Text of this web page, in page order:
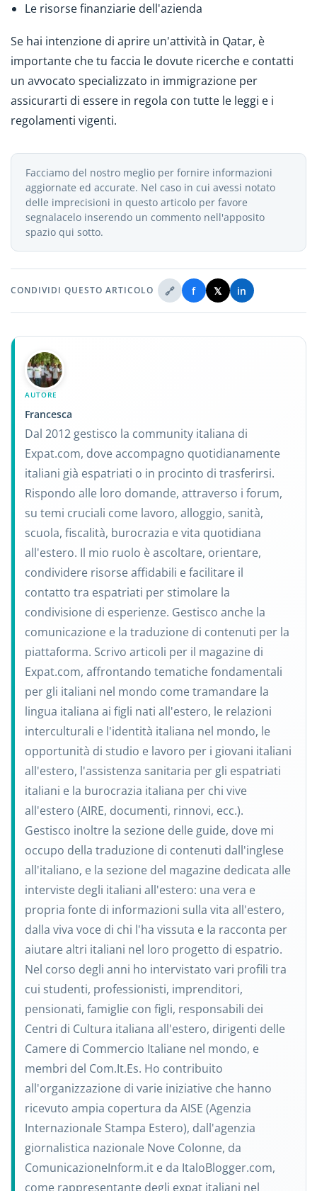
Le risorse finanziarie dell'azienda
Se hai intenzione di aprire un'attività in Qatar, è
importante che tu faccia le dovute ricerche e contatti
un avvocato specializzato in immigrazione per
assicurarti di essere in regola con tutte le leggi e i
regolamenti vigenti.
Facciamo del nostro meglio per fornire informazioni
aggiornate ed accurate. Nel caso in cui avessi notato
delle imprecisioni in questo articolo per favore
segnalacelo inserendo un commento nell'apposito
spazio qui sotto.
CONDIVIDI QUESTO ARTICOLO 🔗 f 𝕏 in
AUTORE
Francesca
Dal 2012 gestisco la community italiana di
Expat.com, dove accompagno quotidianamente
italiani già espatriati o in procinto di trasferirsi.
Rispondo alle loro domande, attraverso i forum,
su temi cruciali come lavoro, alloggio, sanità,
scuola, fiscalità, burocrazia e vita quotidiana
all'estero. Il mio ruolo è ascoltare, orientare,
condividere risorse affidabili e facilitare il
contatto tra espatriati per stimolare la
condivisione di esperienze. Gestisco anche la
comunicazione e la traduzione di contenuti per la
piattaforma. Scrivo articoli per il magazine di
Expat.com, affrontando tematiche fondamentali
per gli italiani nel mondo come tramandare la
lingua italiana ai figli nati all'estero, le relazioni
interculturali e l'identità italiana nel mondo, le
opportunità di studio e lavoro per i giovani italiani
all'estero, l'assistenza sanitaria per gli espatriati
italiani e la burocrazia italiana per chi vive
all'estero (AIRE, documenti, rinnovi, ecc.).
Gestisco inoltre la sezione delle guide, dove mi
occupo della traduzione di contenuti dall'inglese
all'italiano, e la sezione del magazine dedicata alle
interviste degli italiani all'estero: una vera e
propria fonte di informazioni sulla vita all'estero,
dalla viva voce di chi l'ha vissuta e la racconta per
aiutare altri italiani nel loro progetto di espatrio.
Nel corso degli anni ho intervistato vari profili tra
cui studenti, professionisti, imprenditori,
pensionati, famiglie con figli, responsabili dei
Centri di Cultura italiana all'estero, dirigenti delle
Camere di Commercio Italiane nel mondo, e
membri del Com.It.Es. Ho contribuito
all'organizzazione di varie iniziative che hanno
ricevuto ampia copertura da AISE (Agenzia
Internazionale Stampa Estero), dall'agenzia
giornalistica nazionale Nove Colonne, da
ComunicazioneInform.it e da ItaloBlogger.com,
come rappresentante degli expat italiani nel